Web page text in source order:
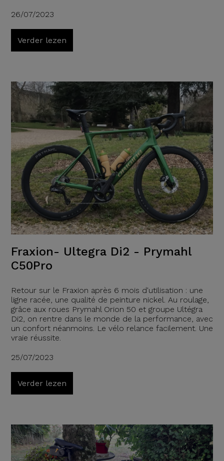
26/07/2023
Verder lezen
Fraxion- Ultegra Di2 - Prymahl
C50Pro
Retour sur le Fraxion après 6 mois d'utilisation : une
ligne racée, une qualité de peinture nickel. Au roulage,
grâce aux roues Prymahl Orion 50 et groupe Ultégra
Di2, on rentre dans le monde de la performance, avec
un confort néanmoins. Le vélo relance facilement. Une
vraie réussite.
25/07/2023
Verder lezen